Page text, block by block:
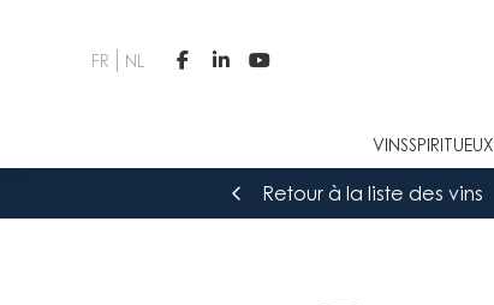
FR NL   
VINSSPIRITUEUX
Retour à la liste des vins